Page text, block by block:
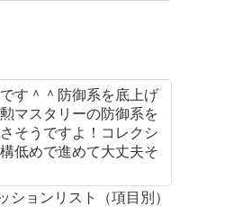
す＾＾防御系を底上げ
マスタリーの防御系を
そうですよ！コレクシ
低めで進めて大丈夫そ
ションリスト（項目別）